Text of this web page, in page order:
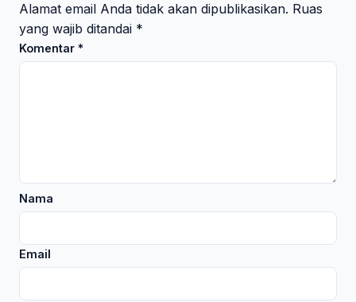
Alamat email Anda tidak akan dipublikasikan. Ruas
yang wajib ditandai *
Komentar *
Nama
Email